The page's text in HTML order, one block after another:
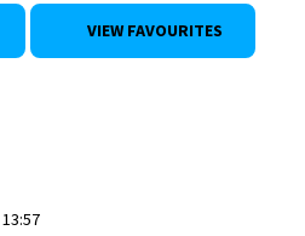
VIEW FAVOURITES